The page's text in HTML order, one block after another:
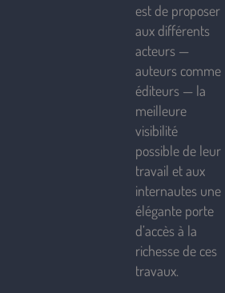
est de proposer
aux différents
acteurs —
auteurs comme
éditeurs — la
meilleure
visibilité
possible de leur
travail et aux
internautes une
élégante porte
d’accès à la
richesse de ces
travaux.